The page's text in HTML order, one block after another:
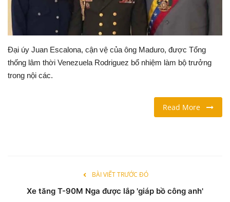
DU LỊCH
THỂ THAO
Ngôn ngữ
English Vietnamese
Đại úy Juan Escalona, cận vệ của ông Maduro, được Tổng
thống lâm thời Venezuela Rodriguez bổ nhiệm làm bộ trưởng
trong nội các.
Read More
BÀI VIẾT TRƯỚC ĐÓ
Xe tăng T-90M Nga được lắp 'giáp bồ công anh'